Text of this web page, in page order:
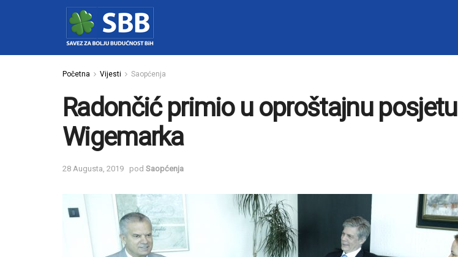
Početna Vijesti Saopćenja
Radončić primio u oproštajnu posjetu
Wigemarka
28 Augusta, 2019 pod Saopćenja